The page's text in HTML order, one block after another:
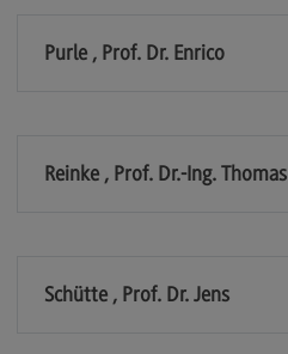
Berufsperspektiven
Governance Sozialer Arbeit
Kontakt
Purle , Prof. Dr. Enrico
Reinke , Prof. Dr.-Ing. Thomas
Schütte , Prof. Dr. Jens